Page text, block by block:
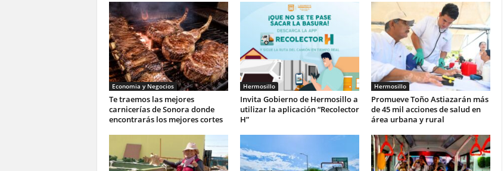
Economia y Negocios
Te traemos las mejores
carnicerías de Sonora donde
encontrarás los mejores cortes
Hermosillo
Invita Gobierno de Hermosillo a
utilizar la aplicación “Recolector
H”
Hermosillo
Promueve Toño Astiazarán más
de 45 mil acciones de salud en
área urbana y rural